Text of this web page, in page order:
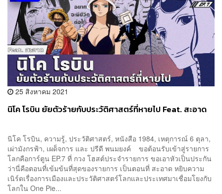
25 สิงหาคม 2021
นิโค โรบิน ยัยตัวร้ายกับประวัติศาสตร์ที่หายไป Feat. สะอาด
นิโค โรบิน, ความรู้, ประวัติศาสตร์, หนังสือ 1984, เหตุการณ์ 6 ตุลา,
เผ่ามังกรฟ้า, เผด็จการ และ ปรีดี พนมยงค์ ขอต้อนรับเข้าสู่รายการ
โลกคือการ์ตูน EP.7 ที่ กวง โฮสต์ประจำรายการ ขอเอาหัวเป็นประกัน
ว่านี่คือตอนที่เข้มข้นที่สุดของรายการ เป็นตอนที่ สะอาด หยิบความ
เนิร์ดเรื่องการเมืองและประวัติศาสตร์โลกและประเทศมาเชื่อมโยงกับ
โลกใน One Pie...